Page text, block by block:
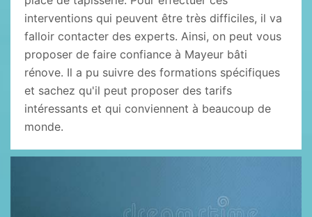
interventions qui peuvent être très difficiles, il va
falloir contacter des experts. Ainsi, on peut vous
proposer de faire confiance à Mayeur bâti
rénove. Il a pu suivre des formations spécifiques
et sachez qu'il peut proposer des tarifs
intéressants et qui conviennent à beaucoup de
monde.